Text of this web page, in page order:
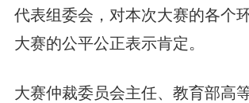
代表组委会，对本次大赛的各个
大赛的公平公正表示肯定。
大赛仲裁委员会主任、教育部高